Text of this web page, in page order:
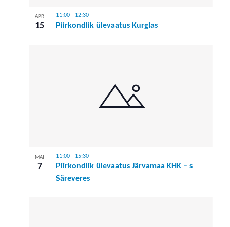
APR
15 Piirkondlik ülevaatus Kurglas
11:00- 12:30
MAI
7
Piirkondlik ülevaatus Järvamaa KHK – s
Säreveres
11:00- 15:30